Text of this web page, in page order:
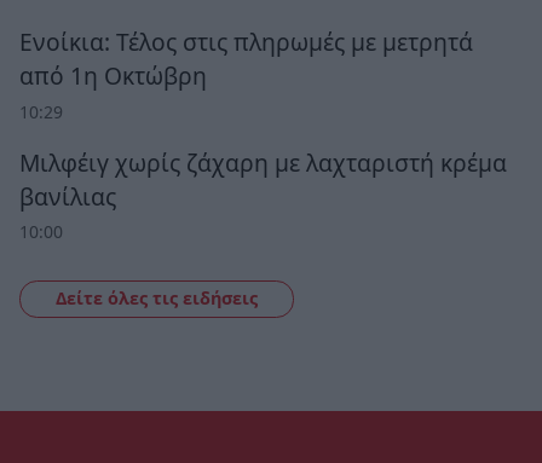
Ενοίκια: Τέλος στις πληρωμές με μετρητά
από 1η Οκτώβρη
10:29
Μιλφέιγ χωρίς ζάχαρη με λαχταριστή κρέμα
βανίλιας
10:00
Δείτε όλες τις ειδήσεις